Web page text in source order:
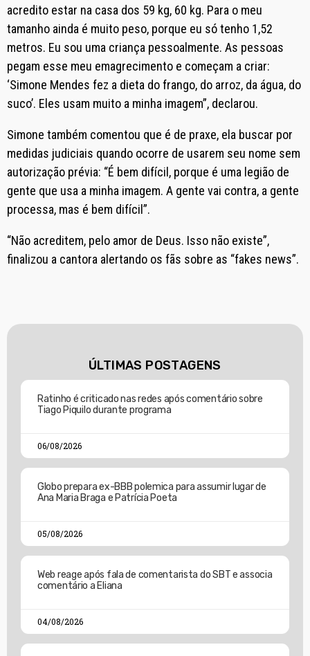
acredito estar na casa dos 59 kg, 60 kg. Para o meu
tamanho ainda é muito peso, porque eu só tenho 1,52
metros. Eu sou uma criança pessoalmente. As pessoas
pegam esse meu emagrecimento e começam a criar:
‘Simone Mendes fez a dieta do frango, do arroz, da água, do
suco’. Eles usam muito a minha imagem”, declarou.
Simone também comentou que é de praxe, ela buscar por
medidas judiciais quando ocorre de usarem seu nome sem
autorização prévia: “É bem difícil, porque é uma legião de
gente que usa a minha imagem. A gente vai contra, a gente
processa, mas é bem difícil”.
“Não acreditem, pelo amor de Deus. Isso não existe”,
finalizou a cantora alertando os fãs sobre as “fakes news”.
ÚLTIMAS POSTAGENS
Ratinho é criticado nas redes após comentário sobre
Tiago Piquilo durante programa
06/08/2026
Globo prepara ex-BBB polemica para assumir lugar de
Ana Maria Braga e Patrícia Poeta
05/08/2026
Web reage após fala de comentarista do SBT e associa
comentário a Eliana
04/08/2026